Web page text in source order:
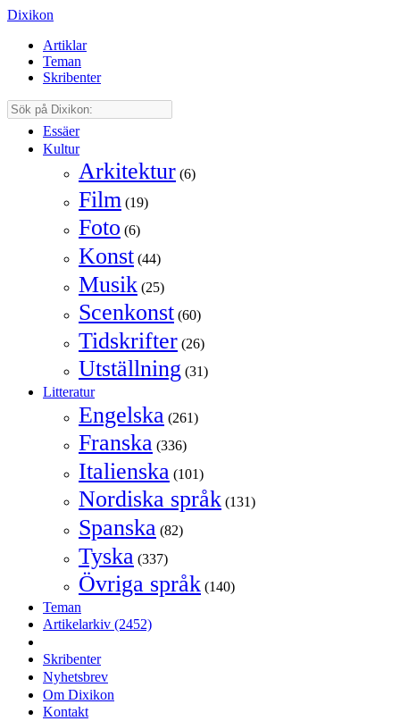
Dixikon
Artiklar
Teman
Skribenter
Essäer
Kultur
Arkitektur (6)
Film (19)
Foto (6)
Konst (44)
Musik (25)
Scenkonst (60)
Tidskrifter (26)
Utställning (31)
Litteratur
Engelska (261)
Franska (336)
Italienska (101)
Nordiska språk (131)
Spanska (82)
Tyska (337)
Övriga språk (140)
Teman
Artikelarkiv (2452)
Skribenter
Nyhetsbrev
Om Dixikon
Kontakt